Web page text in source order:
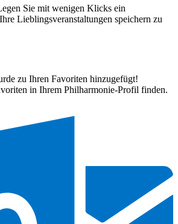
Sie mit wenigen Klicks ein
Lieblingsveranstaltungen speichern zu
zu Ihren Favoriten hinzugefügt!
in Ihrem Philharmonie-Profil finden.